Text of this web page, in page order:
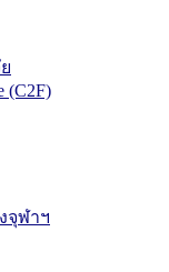
(C2F)
จุฬาฯ